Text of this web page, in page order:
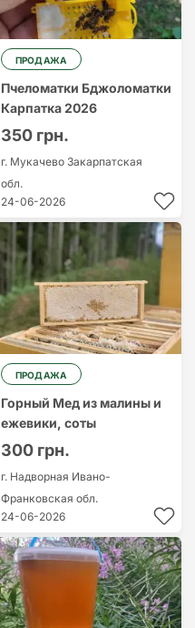
ПРОДАЖА
Пчеломатки Бджоломатки
Карпатка 2026
350 грн.
г. Мукачево Закарпатская
обл.
24-06-2026
ПРОДАЖА
Горный Мед из малины и
ежевики, соты
300 грн.
г. Надворная Ивано-
Франковская обл.
24-06-2026